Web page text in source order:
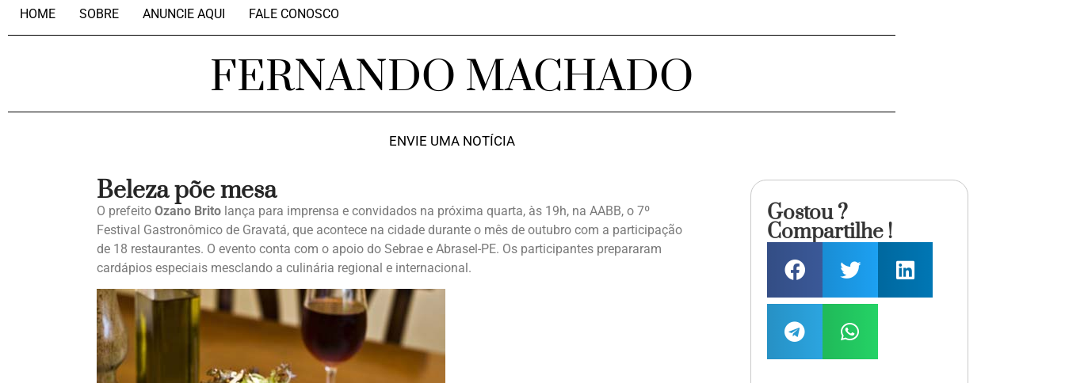
HOME SOBRE ANUNCIE AQUI FALE CONOSCO
FERNANDO MACHADO
ENVIE UMA NOTÍCIA
Beleza põe mesa
O prefeito Ozano Brito lança para imprensa e convidados na próxima quarta, às 19h, na AABB, o 7º
Festival Gastronômico de Gravatá, que acontece na cidade durante o mês de outubro com a participação
de 18 restaurantes. O evento conta com o apoio do Sebrae e Abrasel-PE. Os participantes prepararam
cardápios especiais mesclando a culinária regional e internacional.
Gostou ?
Compartilhe !